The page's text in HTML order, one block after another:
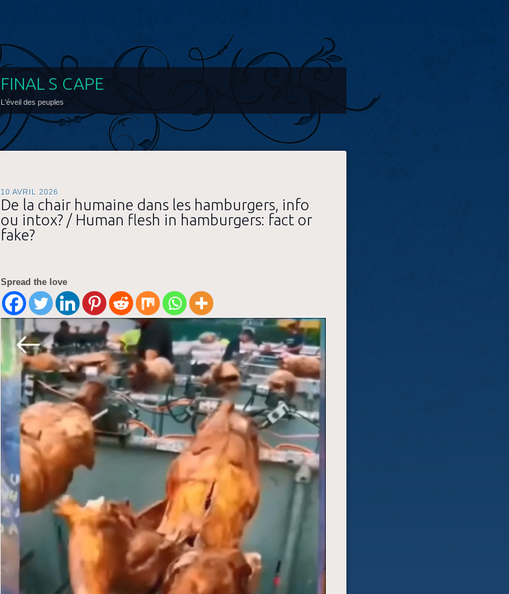
FINAL S CAPE
L'éveil des peuples
10 AVRIL 2026
De la chair humaine dans les hamburgers, info
ou intox? / Human flesh in hamburgers: fact or
fake?
Spread the love